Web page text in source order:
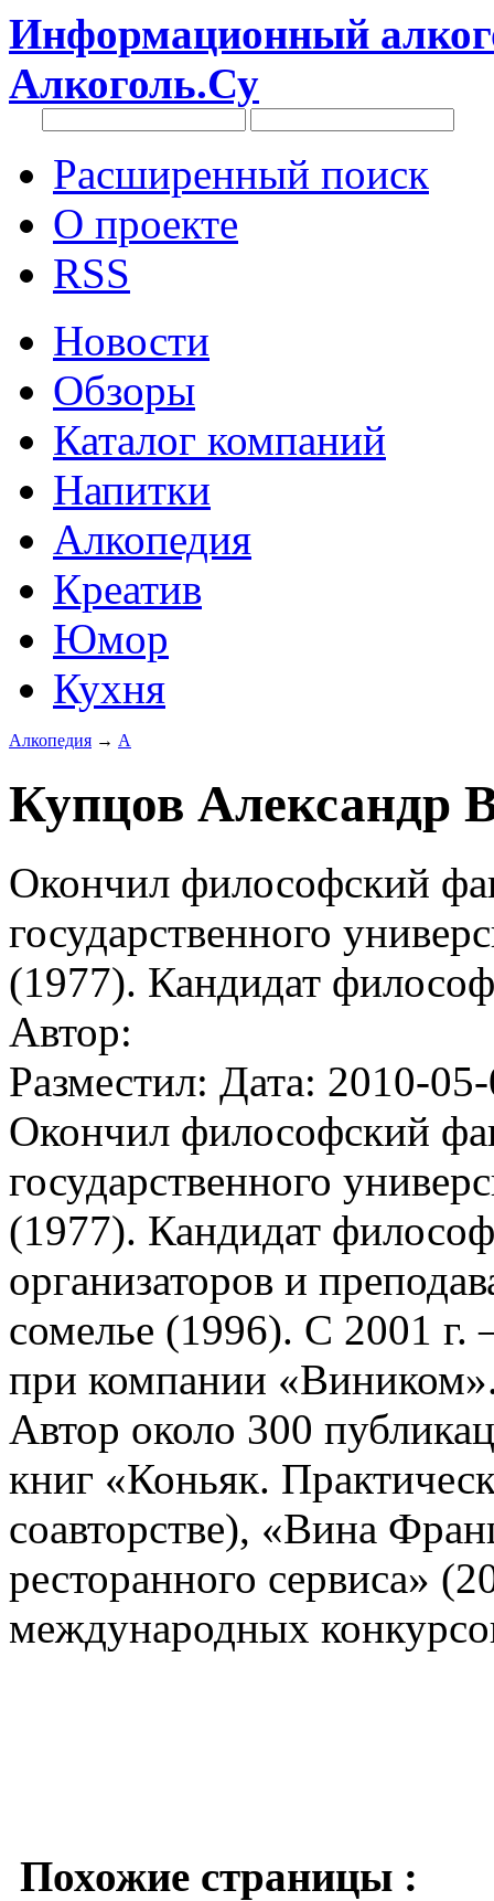
Информационный
Алкоголь.Су
Расширенный поиск
О проекте
RSS
Новости
Обзоры
Каталог компаний
Напитки
Алкопедия
Креатив
Юмор
Кухня
Алкопедия → А
Купцов Александр
Окончил философский
государственного
(1977). Кандидат
Автор:
Разместил: Дата: 2010-
Окончил философский
государственного
(1977). Кандидат
организаторов и
сомелье (1996). С 2001 г.
при компании
Автор около 300
книг «Коньяк.
соавторстве), «Вина
ресторанного сервиса»
международных
Похожие страницы :